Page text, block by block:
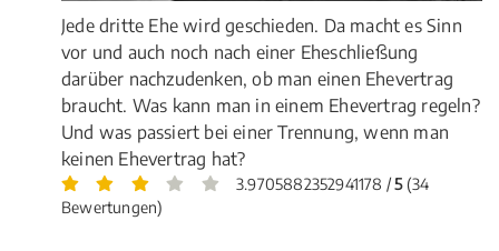
Jede dritte Ehe wird geschieden. Da macht es Sinn
vor und auch noch nach einer Eheschließung
darüber nachzudenken, ob man einen Ehevertrag
braucht. Was kann man in einem Ehevertrag regeln?
Und was passiert bei einer Trennung, wenn man
keinen Ehevertrag hat?
3.9705882352941178 /5(34
Bewertungen)